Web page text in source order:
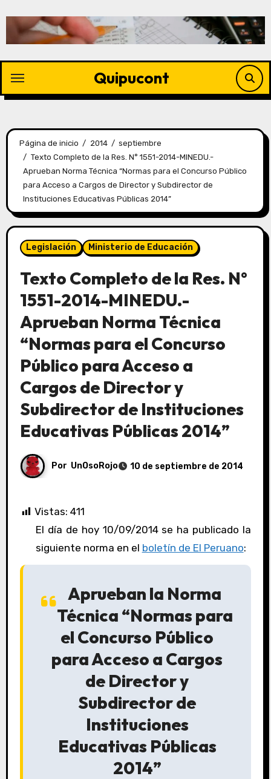
Quipucont
Página de inicio 2014
septiembre
Texto Completo de la Res. N° 1551-2014-MINEDU.-
Aprueban Norma Técnica “Normas para el Concurso Público
para Acceso a Cargos de Director y Subdirector de
Instituciones Educativas Públicas 2014”
Legislación Ministerio de Educación
Texto Completo de la Res. N°
1551-2014-MINEDU.-
Aprueban Norma Técnica
“Normas para el Concurso
Público para Acceso a
Cargos de Director y
Subdirector de Instituciones
Educativas Públicas 2014”
Por UnOsoRojo 10 de septiembre de 2014
Vistas: 411
El día de hoy 10/09/2014 se ha publicado la
siguiente norma en el boletín de El Peruano:
Aprueban la Norma
Técnica “Normas para
el Concurso Público
para Acceso a Cargos
de Director y
Subdirector de
Instituciones
Educativas Públicas
2014”